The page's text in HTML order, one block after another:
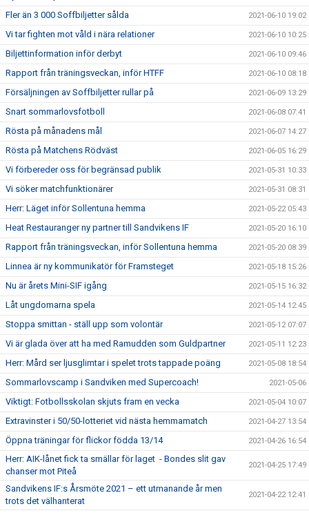
Fler än 3 000 Soffbiljetter sålda 2021-06-10 19:02
Vi tar fighten mot våld i nära relationer 2021-06-10 10:25
Biljettinformation inför derbyt 2021-06-10 09:46
Rapport från träningsveckan, inför HTFF 2021-06-10 08:18
Försäljningen av Soffbiljetter rullar på 2021-06-09 13:29
Snart sommarlovsfotboll 2021-06-08 07:41
Rösta på månadens mål 2021-06-07 14:27
Rösta på Matchens Rödväst 2021-06-05 16:29
Vi förbereder oss för begränsad publik 2021-05-31 10:33
Vi söker matchfunktionärer 2021-05-31 08:31
Herr: Läget inför Sollentuna hemma 2021-05-22 05:43
Heat Restauranger ny partner till Sandvikens IF 2021-05-20 16:10
Rapport från träningsveckan, inför Sollentuna hemma 2021-05-20 08:39
Linnea är ny kommunikatör för Framsteget 2021-05-18 15:26
Nu är årets Mini-SIF igång 2021-05-15 16:32
Låt ungdomarna spela 2021-05-14 12:45
Stoppa smittan - ställ upp som volontär 2021-05-12 07:07
Vi är glada över att ha med Ramudden som Guldpartner 2021-05-11 12:23
Herr: Mård ser ljusglimtar i spelet trots tappade poäng 2021-05-08 18:54
Sommarlovscamp i Sandviken med Supercoach! 2021-05-06
Viktigt: Fotbollsskolan skjuts fram en vecka 2021-05-04 10:07
Extravinster i 50/50-lotteriet vid nästa hemmamatch 2021-04-27 13:54
Öppna träningar för flickor födda 13/14 2021-04-26 16:54
Herr: AIK-lånet fick ta smällar för laget - Bondes slit gav
chanser mot Piteå
2021-04-25 17:49
Sandvikens IF:s Årsmöte 2021 – ett utmanande år men
trots det välhanterat
2021-04-22 12:41